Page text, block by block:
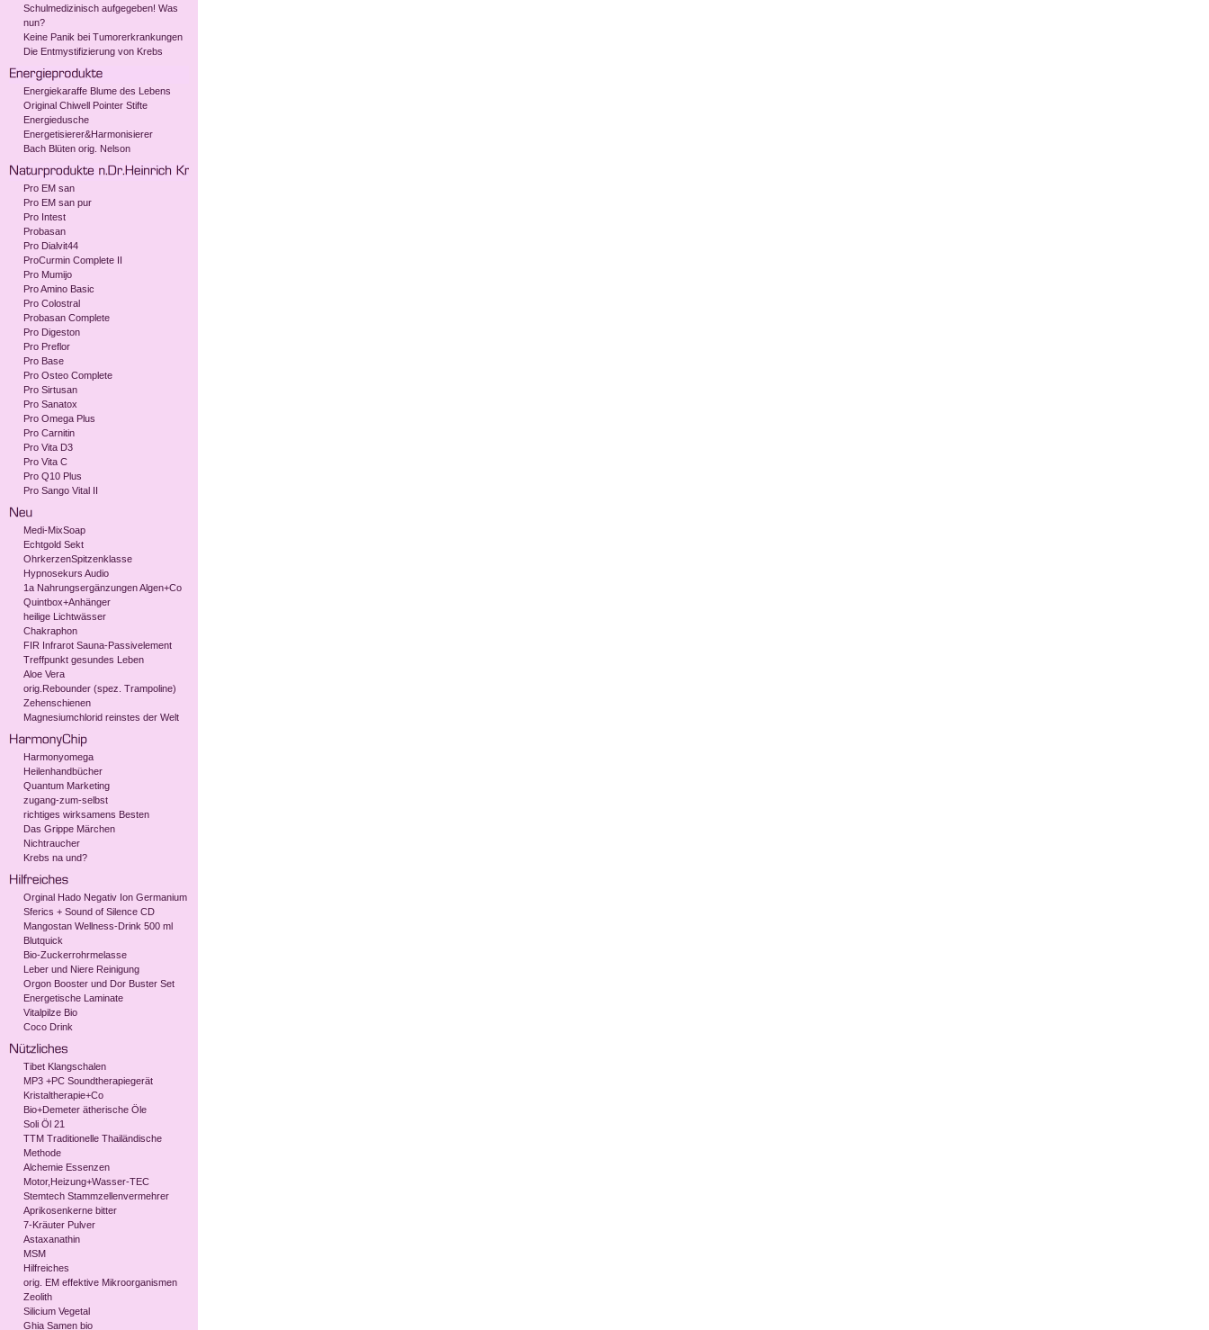
Schulmedizinisch aufgegeben! Was
nun?
Keine Panik bei Tumorerkrankungen
Die Entmystifizierung von Krebs
Energiekaraffe Blume des Lebens
Original Chiwell Pointer Stifte
Energiedusche
Energetisierer&Harmonisierer
Bach Blüten orig. Nelson
Pro EM san
Pro EM san pur
Pro Intest
Probasan
Pro Dialvit44
ProCurmin Complete II
Pro Mumijo
Pro Amino Basic
Pro Colostral
Probasan Complete
Pro Digeston
Pro Preflor
Pro Base
Pro Osteo Complete
Pro Sirtusan
Pro Sanatox
Pro Omega Plus
Pro Carnitin
Pro Vita D3
Pro Vita C
Pro Q10 Plus
Pro Sango Vital II
Medi-MixSoap
Echtgold Sekt
OhrkerzenSpitzenklasse
Hypnosekurs Audio
1a Nahrungsergänzungen Algen+Co
Quintbox+Anhänger
heilige Lichtwässer
Chakraphon
FIR Infrarot Sauna-Passivelement
Treffpunkt gesundes Leben
Aloe Vera
orig.Rebounder (spez. Trampoline)
Zehenschienen
Magnesiumchlorid reinstes der Welt
Harmonyomega
Heilenhandbücher
Quantum Marketing
zugang-zum-selbst
richtiges wirksamens Besten
Das Grippe Märchen
Nichtraucher
Krebs na und?
Orginal Hado Negativ Ion Germanium
Sferics + Sound of Silence CD
Mangostan Wellness-Drink 500 ml
Blutquick
Bio-Zuckerrohrmelasse
Leber und Niere Reinigung
Orgon Booster und Dor Buster Set
Energetische Laminate
Vitalpilze Bio
Coco Drink
Tibet Klangschalen
MP3 +PC Soundtherapiegerät
Kristaltherapie+Co
Bio+Demeter ätherische Öle
Soli Öl 21
TTM Traditionelle Thailändische
Methode
Alchemie Essenzen
Motor,Heizung+Wasser-TEC
Stemtech Stammzellenvermehrer
Aprikosenkerne bitter
7-Kräuter Pulver
Astaxanathin
MSM
Hilfreiches
orig. EM effektive Mikroorganismen
Zeolith
Silicium Vegetal
Ghia Samen bio